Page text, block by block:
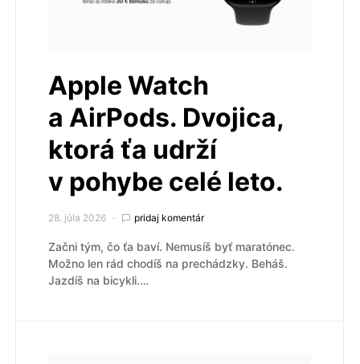
Apple Watch
a AirPods. Dvojica,
ktorá ťa udrží
v pohybe celé leto.
28. júla 2026 pridaj komentár
Začni tým, čo ťa baví. Nemusíš byť maratónec.
Možno len rád chodíš na prechádzky. Beháš.
Jazdíš na bicykli.…